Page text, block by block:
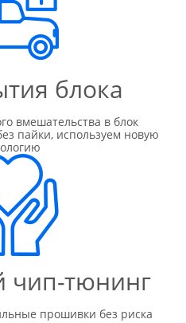
блока
вмешательства в блок
пайки, используем новую
чип-тюнинг
прошивки без риска